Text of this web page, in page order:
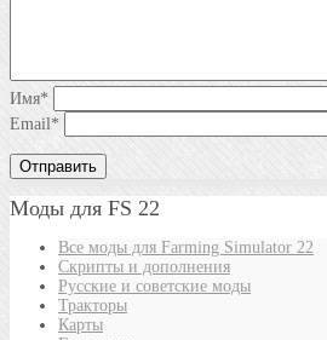
Имя*
Email*
Моды для FS 22
Все моды для Farming Simulator 22
Скрипты и дополнения
Русские и советские моды
Тракторы
Карты